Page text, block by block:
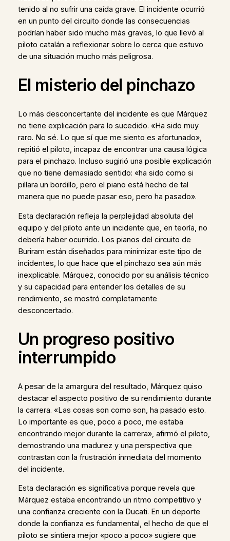
tenido al no sufrir una caída grave. El incidente ocurrió
en un punto del circuito donde las consecuencias
podrían haber sido mucho más graves, lo que llevó al
piloto catalán a reflexionar sobre lo cerca que estuvo
de una situación mucho más peligrosa.
El misterio del pinchazo
Lo más desconcertante del incidente es que Márquez
no tiene explicación para lo sucedido. «Ha sido muy
raro. No sé. Lo que sí que me siento es afortunado»,
repitió el piloto, incapaz de encontrar una causa lógica
para el pinchazo. Incluso sugirió una posible explicación
que no tiene demasiado sentido: «ha sido como si
pillara un bordillo, pero el piano está hecho de tal
manera que no puede pasar eso, pero ha pasado».
Esta declaración refleja la perplejidad absoluta del
equipo y del piloto ante un incidente que, en teoría, no
debería haber ocurrido. Los pianos del circuito de
Buriram están diseñados para minimizar este tipo de
incidentes, lo que hace que el pinchazo sea aún más
inexplicable. Márquez, conocido por su análisis técnico
y su capacidad para entender los detalles de su
rendimiento, se mostró completamente
desconcertado.
Un progreso positivo
interrumpido
A pesar de la amargura del resultado, Márquez quiso
destacar el aspecto positivo de su rendimiento durante
la carrera. «Las cosas son como son, ha pasado esto.
Lo importante es que, poco a poco, me estaba
encontrando mejor durante la carrera», afirmó el piloto,
demostrando una madurez y una perspectiva que
contrastan con la frustración inmediata del momento
del incidente.
Esta declaración es significativa porque revela que
Márquez estaba encontrando un ritmo competitivo y
una confianza creciente con la Ducati. En un deporte
donde la confianza es fundamental, el hecho de que el
piloto se sintiera mejor «poco a poco» sugiere que